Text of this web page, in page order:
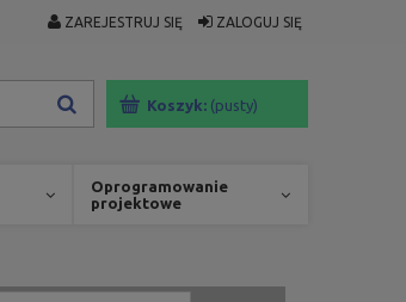
ZAREJESTRUJ SIĘ ZALOGUJ SIĘ
Koszyk: (pusty)
Oprogramowanie
projektowe